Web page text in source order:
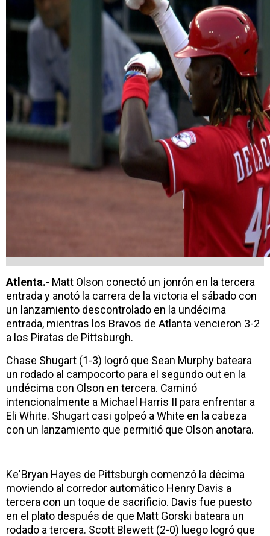
Atlenta.- Matt Olson conectó un jonrón en la tercera
entrada y anotó la carrera de la victoria el sábado con
un lanzamiento descontrolado en la undécima
entrada, mientras los Bravos de Atlanta vencieron 3-2
a los Piratas de Pittsburgh.
Chase Shugart (1-3) logró que Sean Murphy bateara
un rodado al campocorto para el segundo out en la
undécima con Olson en tercera. Caminó
intencionalmente a Michael Harris II para enfrentar a
Eli White. Shugart casi golpeó a White en la cabeza
con un lanzamiento que permitió que Olson anotara.
Ke'Bryan Hayes de Pittsburgh comenzó la décima
moviendo al corredor automático Henry Davis a
tercera con un toque de sacrificio. Davis fue puesto
en el plato después de que Matt Gorski bateara un
rodado a tercera. Scott Blewett (2-0) luego logró que